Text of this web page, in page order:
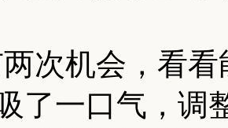
两次机会，看
了一口气，调